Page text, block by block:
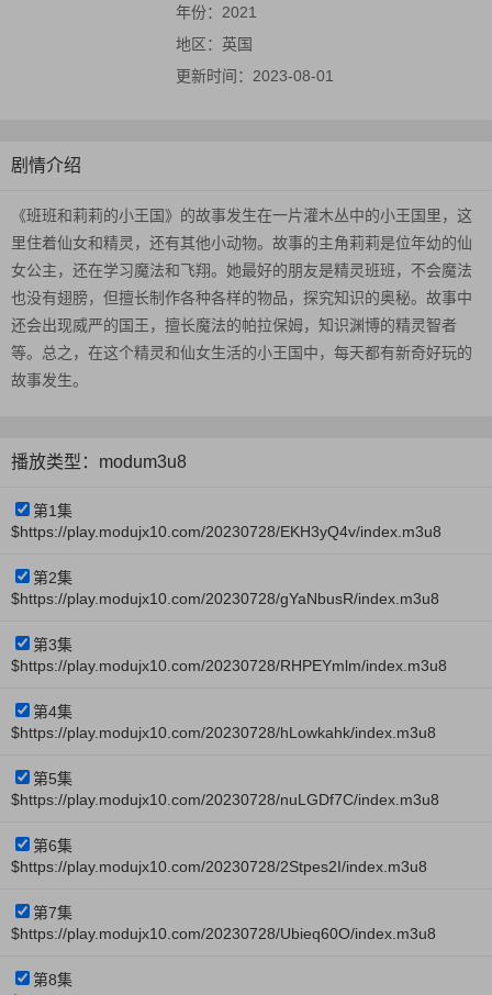
年份： 2021
地区： 英国
更新时间： 2023-08-01
剧情介绍
《班班和莉莉的小王国》的故事发生在一片灌木丛中的小王国里，这
里住着仙女和精灵，还有其他小动物。故事的主角莉莉是位年幼的仙
女公主，还在学习魔法和飞翔。她最好的朋友是精灵班班，不会魔法
也没有翅膀，但擅长制作各种各样的物品，探究知识的奥秘。故事中
还会出现威严的国王，擅长魔法的帕拉保姆，知识渊博的精灵智者
等。总之，在这个精灵和仙女生活的小王国中，每天都有新奇好玩的
故事发生。
播放类型：modum3u8
第1集
$https://play.modujx10.com/20230728/EKH3yQ4v/index.m3u8
第2集
$https://play.modujx10.com/20230728/gYaNbusR/index.m3u8
第3集
$https://play.modujx10.com/20230728/RHPEYmlm/index.m3u8
第4集
$https://play.modujx10.com/20230728/hLowkahk/index.m3u8
第5集
$https://play.modujx10.com/20230728/nuLGDf7C/index.m3u8
第6集
$https://play.modujx10.com/20230728/2Stpes2I/index.m3u8
第7集
$https://play.modujx10.com/20230728/Ubieq60O/index.m3u8
第8集